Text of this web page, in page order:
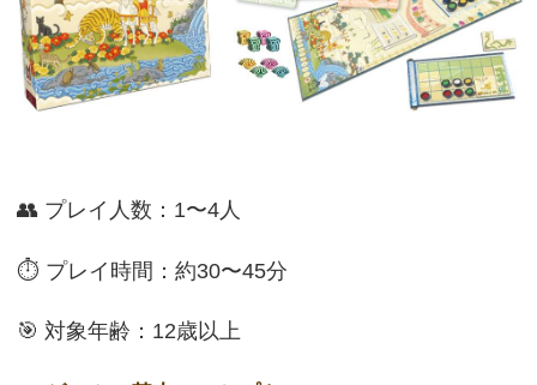
👥 プレイ人数：1〜4人
⏱ プレイ時間：約30〜45分
🎯 対象年齢：12歳以上